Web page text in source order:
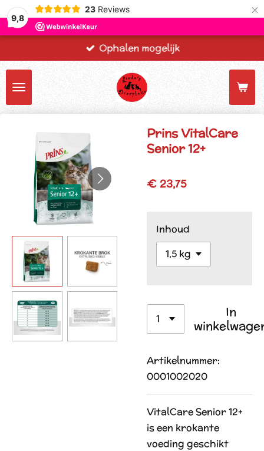
9,8
23 Reviews ×
Ophalen mogelijk
Prins VitalCare
Senior 12+
€ 23,75
Inhoud
In
Artikelnummer:
0001002020
VitalCare Senior 12+
is een krokante
voeding geschikt